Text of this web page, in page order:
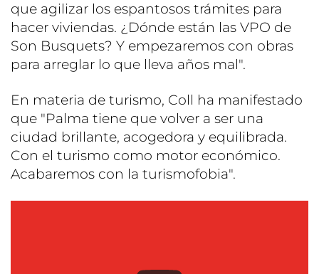
que agilizar los espantosos trámites para
hacer viviendas. ¿Dónde están las VPO de
Son Busquets? Y empezaremos con obras
para arreglar lo que lleva años mal".
En materia de turismo, Coll ha manifestado
que "Palma tiene que volver a ser una
ciudad brillante, acogedora y equilibrada.
Con el turismo como motor económico.
Acabaremos con la turismofobia".